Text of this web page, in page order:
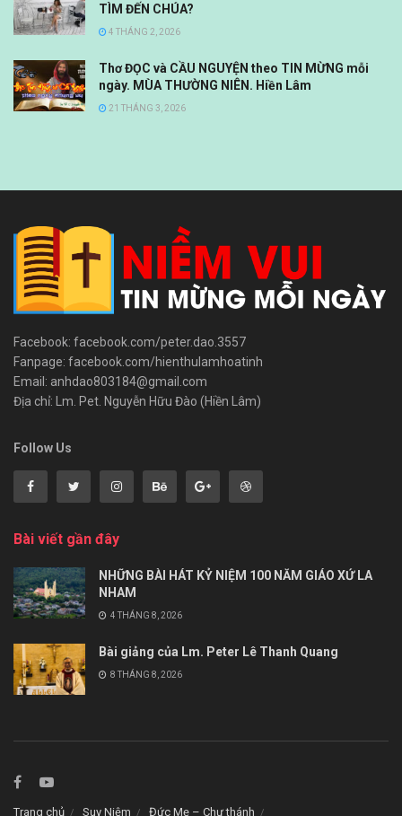
TÌM ĐẾN CHÚA?
4 THÁNG 2, 2026
Thơ ĐỌC và CẦU NGUYỆN theo TIN MỪNG mỗi
ngày. MÙA THƯỜNG NIÊN. Hiền Lâm
21 THÁNG 3, 2026
Facebook: facebook.com/peter.dao.3557
Fanpage: facebook.com/hienthulamhoatinh
Email: anhdao803184@gmail.com
Địa chỉ: Lm. Pet. Nguyễn Hữu Đào (Hiền Lâm)
Follow Us
Bài viết gần đây
NHỮNG BÀI HÁT KỶ NIỆM 100 NĂM GIÁO XỨ LA
NHAM
4 THÁNG 8, 2026
Bài giảng của Lm. Peter Lê Thanh Quang
8 THÁNG 8, 2026
Trang chủ Suy Niệm Đức Mẹ – Chư thánh